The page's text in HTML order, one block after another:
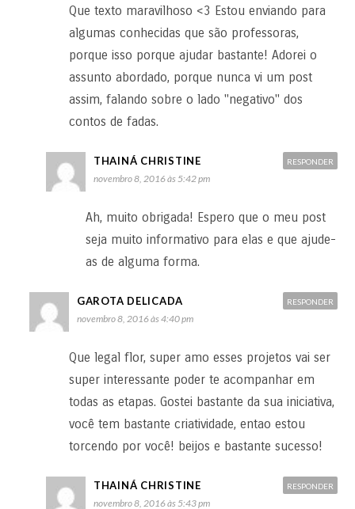
Que texto maravilhoso <3 Estou enviando para
algumas conhecidas que são professoras,
porque isso porque ajudar bastante! Adorei o
assunto abordado, porque nunca vi um post
assim, falando sobre o lado "negativo" dos
contos de fadas.
THAINÁ CHRISTINE
novembro 8, 2016 às 5:42 pm
Ah, muito obrigada! Espero que o meu post
seja muito informativo para elas e que ajude-
as de alguma forma.
RESPONDER
GAROTA DELICADA
novembro 8, 2016 às 4:40 pm
Que legal flor, super amo esses projetos vai ser
super interessante poder te acompanhar em
todas as etapas. Gostei bastante da sua iniciativa,
você tem bastante criatividade, entao estou
torcendo por você! beijos e bastante sucesso!
RESPONDER
THAINÁ CHRISTINE
novembro 8, 2016 às 5:43 pm
RESPONDER